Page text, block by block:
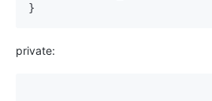
}
private: